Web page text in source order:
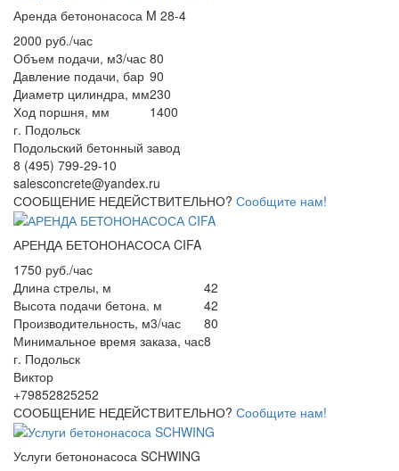
Аренда бетононасоса M 28-4
2000 руб./час
Объем подачи, м3/час 80
Давление подачи, бар 90
Диаметр цилиндра, мм230
Ход поршня, мм
1400
г. Подольск
Подольский бетонный завод
8 (495) 799-29-10
salesconcrete@yandex.ru
СООБЩЕНИЕ НЕДЕЙСТВИТЕЛЬНО? Сообщите нам!
АРЕНДА БЕТОНОНАСОСА CIFA
1750 руб./час
Длина стрелы, м
42
Высота подачи бетона. м
42
Производительность, м3/час
80
Минимальное время заказа, час8
г. Подольск
Виктор
+79852825252
СООБЩЕНИЕ НЕДЕЙСТВИТЕЛЬНО? Сообщите нам!
Услуги бетононасоса SCHWING